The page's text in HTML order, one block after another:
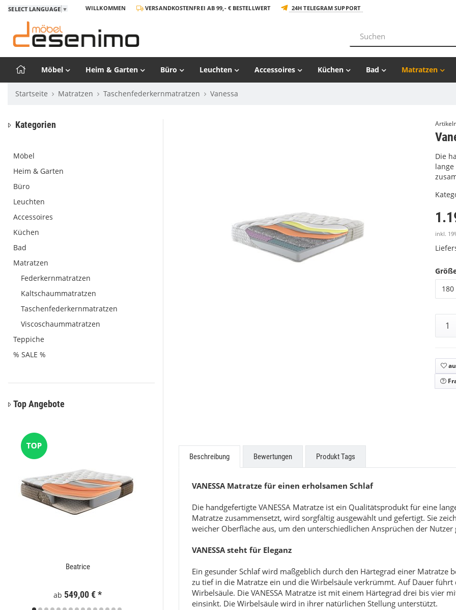
SELECT LANGUAGE ▼ WILLKOMMEN VERSANDKOSTENFREI AB 99,- € BESTELLWERT 24H TELEGRAM SUPPORT
Möbel Heim & Garten Büro Leuchten Accessoires Küchen Bad Matratzen
Startseite Matratzen Taschenfederkernmatratzen Vanessa
Die
inkl.
180
Beschreibung Bewertungen Produkt Tags
VANESSA Matratze für einen erholsamen Schlaf
Die handgefertigte VANESSA Matratze ist ein Qualitätsprodukt für eine
Matratze zusammensetzt, wird sorgfältig ausgewählt und gefertigt. Sie
weicher Oberfläche aus, um den unterschiedlichen Ansprüchen der Nutzer
VANESSA steht für Eleganz
Ein gesunder Schlaf wird maßgeblich durch den Härtegrad einer Matratze
zu tief in die Matratze ein und die Wirbelsäule verkrümmt. Auf Dauer führt
Wirbelsäule. Die VANESSA Matratze ist mit einem Härtegrad drei bis vier
einsinkt. Die Wirbelsäule wird in ihrer natürlichen Stellung unterstützt.
Kategorien
Möbel
Heim & Garten
Büro
Leuchten
Accessoires
Küchen
Bad
Matratzen
Federkernmatratzen
Kaltschaummatratzen
Taschenfederkernmatratzen
Viscoschaummatratzen
Teppiche
% SALE %
Top Angebote
Beatrice
ab 549,00 €*
Brown Triplex
ab749,00 € *
Structura
Preis auf Anfrage